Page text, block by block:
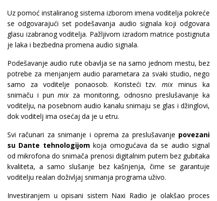
Uz pomoć instaliranog sistema izborom imena voditelja pokreće
se odgovarajući set podešavanja audio signala koji odgovara
glasu izabranog voditelja. Pažljivom izradom matrice postignuta
je laka i bezbedna promena audio signala.
Podešavanje audio rute obavlja se na samo jednom mestu, bez
potrebe za menjanjem audio parametara za svaki studio, nego
samo za voditelje ponaosob. Koristeći tzv.mixminus ka
snimaču i pun mix za monitoring, odnosno preslušavanje ka
voditelju, na posebnom audio kanalu snimaju se glas i džinglovi,
dok voditelj ima osećaj da je u etru.
Svi računari za snimanje i oprema za preslušavanje povezani
su Dante tehnologijom koja omogućava da se audio signal
od mikrofona do snimača prenosi digitalnim putem bez gubitaka
kvaliteta, a samo slušanje bez kašnjenja, čime se garantuje
voditelju realan doživljaj snimanja programa uživo.
Investiranjem u opisani sistem Naxi Radio je olakšao proces